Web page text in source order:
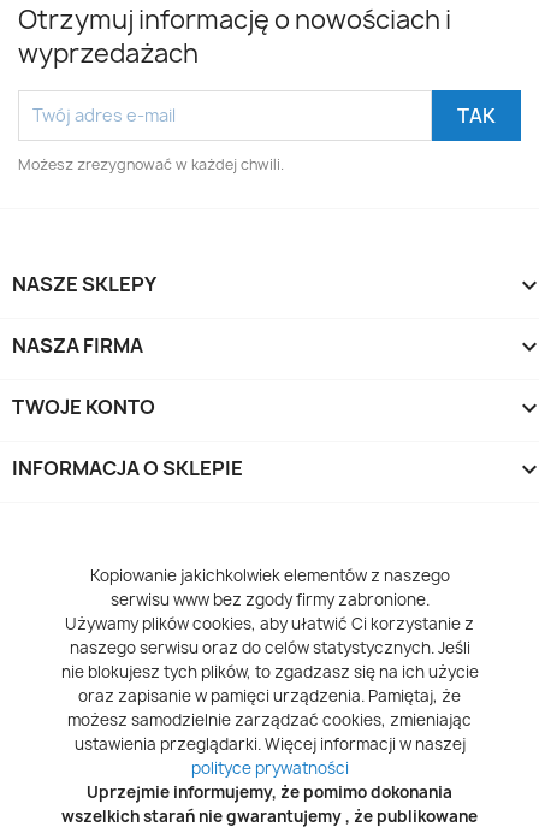
Otrzymuj informację o nowościach i
wyprzedażach
Możesz zrezygnować w każdej chwili.
NASZE SKLEPY
NASZA FIRMA
TWOJE KONTO
INFORMACJA O SKLEPIE
Kopiowanie jakichkolwiek elementów z naszego
serwisu www bez zgody firmy zabronione.
Używamy plików cookies, aby ułatwić Ci korzystanie z
naszego serwisu oraz do celów statystycznych. Jeśli
nie blokujesz tych plików, to zgadzasz się na ich użycie
oraz zapisanie w pamięci urządzenia. Pamiętaj, że
możesz samodzielnie zarządzać cookies, zmieniając
ustawienia przeglądarki. Więcej informacji w naszej
polityce prywatności
Uprzejmie informujemy, że pomimo dokonania
wszelkich starań nie gwarantujemy , że publikowane